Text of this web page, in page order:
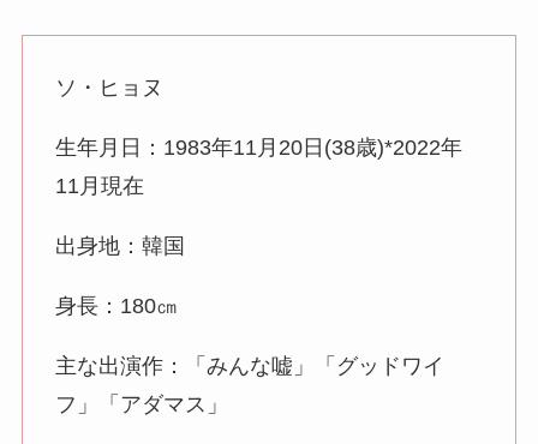
ソ・ヒョヌ
生年月日：1983年11月20日(38歳)*2022年
11月現在
出身地：韓国
身長：180㎝
主な出演作：「みんな嘘」「グッドワイ
フ」「アダマス」